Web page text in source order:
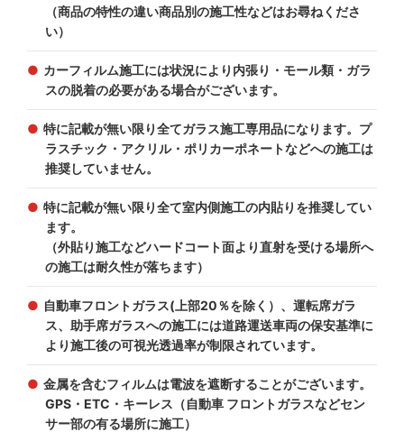
（商品の特性の違い商品別の施工性などはお尋ねくださ
い）
カーフィルム施工には状況により内張り・モール類・ガラ
スの脱着の必要がある場合がございます。
特に記載が無い限り全てガラス施工専用品になります。プ
ラスチック・アクリル・ポリカーポネートなどへの施工は
推奨していません。
特に記載が無い限り全て室内側施工の内貼りを推奨してい
ます。
（外貼り施工などハードコート面より直射を受ける場所へ
の施工は耐久性が落ちます）
自動車フロントガラス(上部20％を除く）、運転席ガラ
ス、助手席ガラスへの施工には道路運送車両の保安基準に
より施工後の可視光透過率が制限されています。
金属を含むフィルムは電波を遮断することがございます。
GPS・ETC・キーレス（自動車 フロントガラスなどセン
サー部の有る場所に施工）